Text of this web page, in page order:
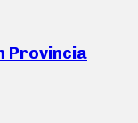
Provincia